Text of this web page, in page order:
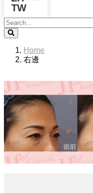
Search
Home
右邊